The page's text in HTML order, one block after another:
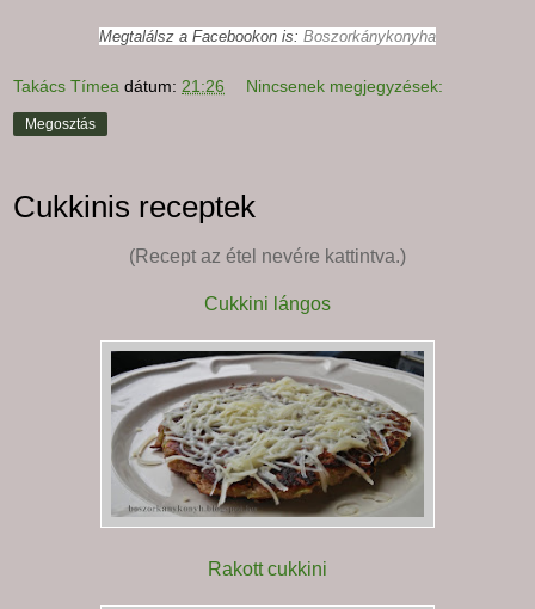
Megtalálsz a Facebookon is: Boszorkánykonyha
Takács Tímea dátum: 21:26 Nincsenek megjegyzések:
Megosztás
Cukkinis receptek
(Recept az étel nevére kattintva.)
Cukkini lángos
Rakott cukkini